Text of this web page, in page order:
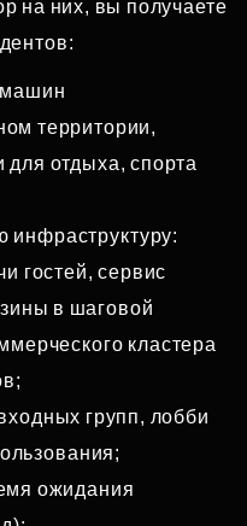
на них, вы получаете
машин
территории,
отдыха, спорта
инфраструктуру:
гостей, сервис
в шаговой
кластера
групп, лобби
ожидания